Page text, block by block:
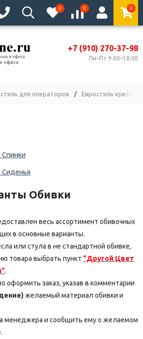
0 0 0
+7 (910) 270-37-98
Пн–Пт 9:00–18:00
для операторов / Евростиль кресла с
Сиденья
Обивки
весь ассортимент обивочных
в основные варианты.
или стула в не стандартной обивке,
товара выбрать пункт "Другой Цвет
.
оформить заказ, указав в комментарии
желаемый материал обивки и
менеджера и сообщить ему о желаемом